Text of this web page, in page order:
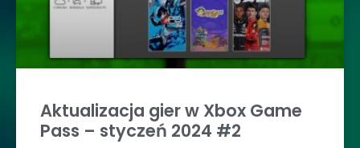
Aktualizacja gier w Xbox Game
Pass – styczeń 2024 #2